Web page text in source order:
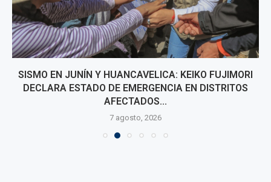
SISMO EN JUNÍN Y HUANCAVELICA: KEIKO FUJIMORI
DECLARA ESTADO DE EMERGENCIA EN DISTRITOS
AFECTADOS...
7 agosto, 2026